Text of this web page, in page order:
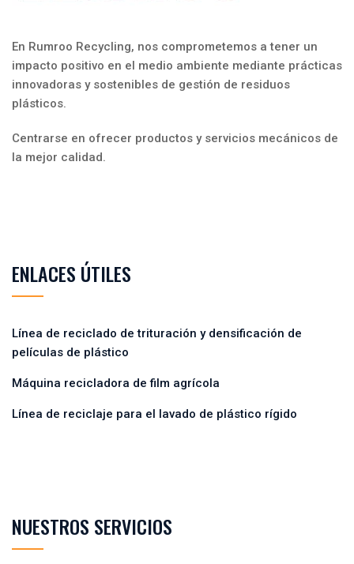
En Rumroo Recycling, nos comprometemos a tener un
impacto positivo en el medio ambiente mediante prácticas
innovadoras y sostenibles de gestión de residuos
plásticos.
Centrarse en ofrecer productos y servicios mecánicos de
la mejor calidad.
ENLACES ÚTILES
Línea de reciclado de trituración y densificación de
películas de plástico
Máquina recicladora de film agrícola
Línea de reciclaje para el lavado de plástico rígido
NUESTROS SERVICIOS